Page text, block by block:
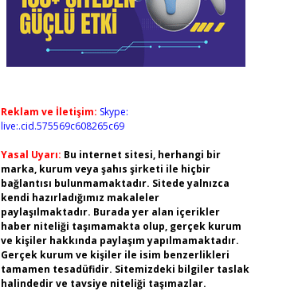
Reklam ve İletişim: Skype:
live:.cid.575569c608265c69
Yasal Uyarı: Bu internet sitesi, herhangi bir
marka, kurum veya şahıs şirketi ile hiçbir
bağlantısı bulunmamaktadır. Sitede yalnızca
kendi hazırladığımız makaleler
paylaşılmaktadır. Burada yer alan içerikler
haber niteliği taşımamakta olup, gerçek kurum
ve kişiler hakkında paylaşım yapılmamaktadır.
Gerçek kurum ve kişiler ile isim benzerlikleri
tamamen tesadüfidir. Sitemizdeki bilgiler taslak
halindedir ve tavsiye niteliği taşımazlar.